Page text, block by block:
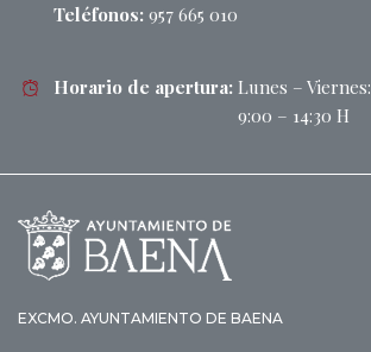
Teléfonos: 957 665 010
Horario de apertura: Lunes – Viernes:
9:00 – 14:30 H
EXCMO. AYUNTAMIENTO DE BAENA